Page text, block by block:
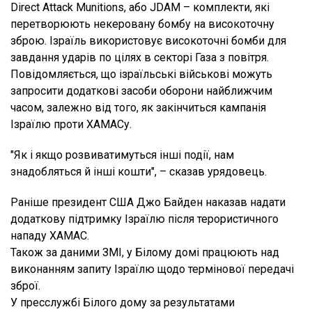
Direct Attack Munitions, або JDAM – комплекти, які
перетворюють некеровану бомбу на високоточну
зброю. Ізраїль використовує високоточні бомби для
завдання ударів по цілях в секторі Газа з повітря.
Повідомляється, що ізраїльські військові можуть
запросити додаткові засоби оборони найближчим
часом, залежно від того, як закінчиться кампанія
Ізраїлю проти ХАМАСу.
"Як і якщо розвиватимуться інші події, нам
знадобляться й інші кошти", – сказав урядовець.
Раніше президент США Джо Байден наказав надати
додаткову підтримку Ізраїлю після терористичного
нападу ХАМАС.
Також за даними ЗМІ, у Білому домі працюють над
виконанням запиту Ізраїлю щодо термінової передачі
зброї.
У пресслужбі Білого дому за результатами